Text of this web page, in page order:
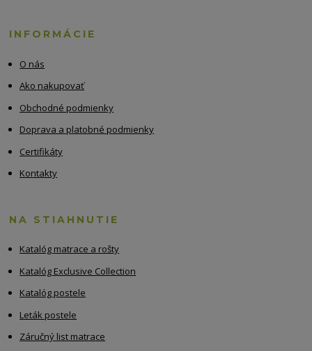
INFORMÁCIE
O nás
Ako nakupovať
Obchodné podmienky
Doprava a platobné podmienky
Certifikáty
Kontakty
NA STIAHNUTIE
Katalóg matrace a rošty
Katalóg Exclusive Collection
Katalóg postele
Leták postele
Záručný list matrace